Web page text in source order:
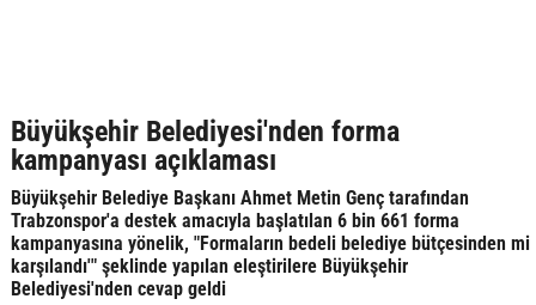
Büyükşehir Belediyesi'nden forma
kampanyası açıklaması
Büyükşehir Belediye Başkanı Ahmet Metin Genç tarafından
Trabzonspor'a destek amacıyla başlatılan 6 bin 661 forma
kampanyasına yönelik, "Formaların bedeli belediye bütçesinden mi
karşılandı'" şeklinde yapılan eleştirilere Büyükşehir
Belediyesi'nden cevap geldi